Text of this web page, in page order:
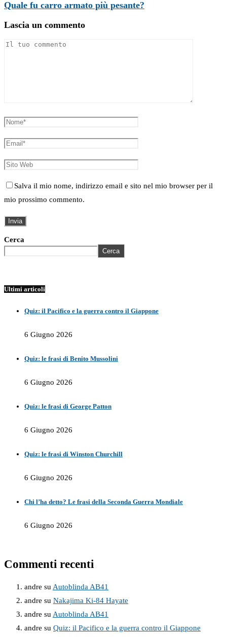
Quale fu carro armato più pesante?
Lascia un commento
Salva il mio nome, indirizzo email e sito nel mio browser per il
mio prossimo commento.
Cerca
Cerca
Ultimi articoli
Quiz: il Pacifico e la guerra contro il Giappone
6 Giugno 2026
Quiz: le frasi di Benito Mussolini
6 Giugno 2026
Quiz: le frasi di George Patton
6 Giugno 2026
Quiz: le frasi di Winston Churchill
6 Giugno 2026
Chi l’ha detto? Le frasi della Seconda Guerra Mondiale
6 Giugno 2026
Commenti recenti
andre su Autoblinda AB41
andre su Nakajima Ki-84 Hayate
andre su Autoblinda AB41
andre su Quiz: il Pacifico e la guerra contro il Giappone